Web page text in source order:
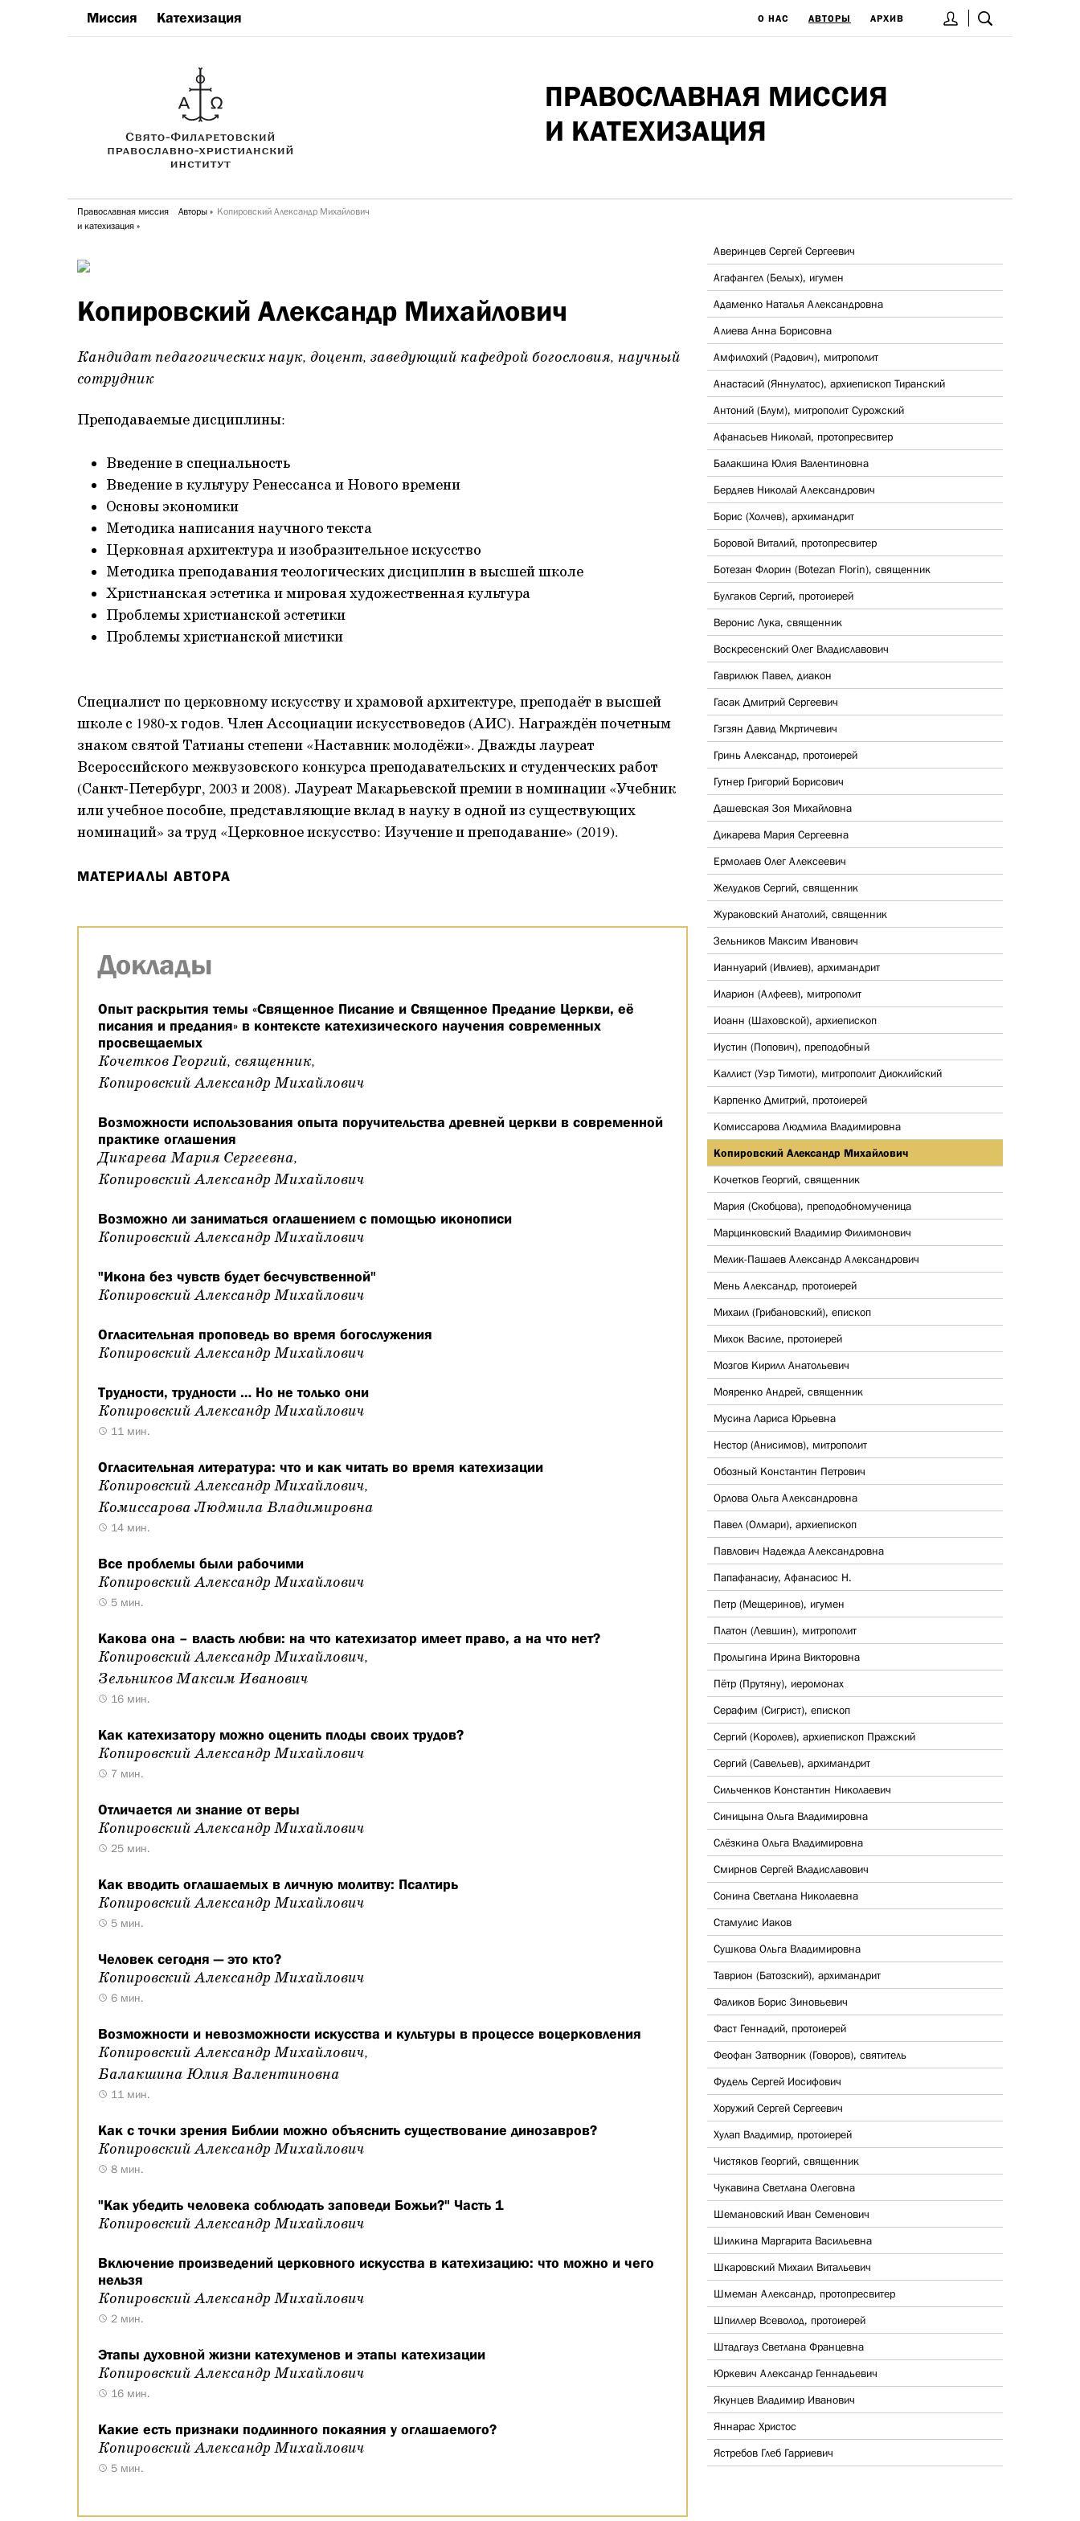
Миссия Катехизация О НАС АВТОРЫ АРХИВ
ПРАВОСЛАВНАЯ МИССИЯ
И КАТЕХИЗАЦИЯ
Православная миссия
и катехизация
Авторы Копировский Александр Михайлович
Копировский Александр Михайлович
Кандидат педагогических наук, доцент, заведующий кафедрой богословия, научный
сотрудник
Преподаваемые дисциплины:
Введение в специальность
Введение в культуру Ренессанса и Нового времени
Основы экономики
Методика написания научного текста
Церковная архитектура и изобразительное искусство
Методика преподавания теологических дисциплин в высшей школе
Христианская эстетика и мировая художественная культура
Проблемы христианской эстетики
Проблемы христианской мистики
Специалист по церковному искусству и храмовой архитектуре, преподаёт в высшей
школе с 1980-х годов. Член Ассоциации искусствоведов (АИС). Награждён почетным
знаком святой Татианы степени «Наставник молодёжи». Дважды лауреат
Всероссийского межвузовского конкурса преподавательских и студенческих работ
(Санкт-Петербург, 2003 и 2008). Лауреат Макарьевской премии в номинации «Учебник
или учебное пособие, представляющие вклад в науку в одной из существующих
номинаций» за труд «Церковное искусство: Изучение и преподавание» (2019).
МАТЕРИАЛЫ АВТОРА
Доклады
Опыт раскрытия темы «Священное Писание и Священное Предание Церкви, её
писания и предания» в контексте катехизического научения современных
просвещаемых
Кочетков Георгий, священник,
Копировский Александр Михайлович
Возможности использования опыта поручительства древней церкви в современной
практике оглашения
Дикарева Мария Сергеевна,
Копировский Александр Михайлович
Возможно ли заниматься оглашением с помощью иконописи
Копировский Александр Михайлович
"Икона без чувств будет бесчувственной"
Копировский Александр Михайлович
Огласительная проповедь во время богослужения
Копировский Александр Михайлович
Трудности, трудности … Но не только они
Копировский Александр Михайлович
11 мин.
Огласительная литература: что и как читать во время катехизации
Копировский Александр Михайлович,
Комиссарова Людмила Владимировна
14 мин.
Все проблемы были рабочими
Копировский Александр Михайлович
5 мин.
Какова она – власть любви: на что катехизатор имеет право, а на что нет?
Копировский Александр Михайлович,
Зельников Максим Иванович
16 мин.
Как катехизатору можно оценить плоды своих трудов?
Копировский Александр Михайлович
7 мин.
Отличается ли знание от веры
Копировский Александр Михайлович
25 мин.
Как вводить оглашаемых в личную молитву: Псалтирь
Копировский Александр Михайлович
5 мин.
Человек сегодня — это кто?
Копировский Александр Михайлович
6 мин.
Возможности и невозможности искусства и культуры в процессе воцерковления
Копировский Александр Михайлович,
Балакшина Юлия Валентиновна
11 мин.
Как с точки зрения Библии можно объяснить существование динозавров?
Копировский Александр Михайлович
8 мин.
"Как убедить человека соблюдать заповеди Божьи?" Часть 1
Копировский Александр Михайлович
Включение произведений церковного искусства в катехизацию: что можно и чего
нельзя
Копировский Александр Михайлович
2 мин.
Этапы духовной жизни катехуменов и этапы катехизации
Копировский Александр Михайлович
16 мин.
Какие есть признаки подлинного покаяния у оглашаемого?
Копировский Александр Михайлович
5 мин.
Аверинцев Сергей Сергеевич
Агафангел (Белых), игумен
Адаменко Наталья Александровна
Алиева Анна Борисовна
Амфилохий (Радович), митрополит
Анастасий (Яннулатос), архиепископ Тиранский
Антоний (Блум), митрополит Сурожский
Афанасьев Николай, протопресвитер
Балакшина Юлия Валентиновна
Бердяев Николай Александрович
Борис (Холчев), архимандрит
Боровой Виталий, протопресвитер
Ботезан Флорин (Botezan Florin), священник
Булгаков Сергий, протоиерей
Веронис Лука, священник
Воскресенский Олег Владиславович
Гаврилюк Павел, диакон
Гасак Дмитрий Сергеевич
Гзгзян Давид Мкртичевич
Гринь Александр, протоиерей
Гутнер Григорий Борисович
Дашевская Зоя Михайловна
Дикарева Мария Сергеевна
Ермолаев Олег Алексеевич
Желудков Сергий, священник
Жураковский Анатолий, священник
Зельников Максим Иванович
Ианнуарий (Ивлиев), архимандрит
Иларион (Алфеев), митрополит
Иоанн (Шаховской), архиепископ
Иустин (Попович), преподобный
Каллист (Уэр Тимоти), митрополит Диоклийский
Карпенко Дмитрий, протоиерей
Комиссарова Людмила Владимировна
Копировский Александр Михайлович
Кочетков Георгий, священник
Мария (Скобцова), преподобномученица
Марцинковский Владимир Филимонович
Мелик-Пашаев Александр Александрович
Мень Александр, протоиерей
Михаил (Грибановский), епископ
Михок Василе, протоиерей
Мозгов Кирилл Анатольевич
Мояренко Андрей, священник
Мусина Лариса Юрьевна
Нестор (Анисимов), митрополит
Обозный Константин Петрович
Орлова Ольга Александровна
Павел (Олмари), архиепископ
Павлович Надежда Александровна
Папафанасиу, Афанасиос Н.
Петр (Мещеринов), игумен
Платон (Левшин), митрополит
Пролыгина Ирина Викторовна
Пётр (Прутяну), иеромонах
Серафим (Сигрист), епископ
Сергий (Королев), архиепископ Пражский
Сергий (Савельев), архимандрит
Сильченков Константин Николаевич
Синицына Ольга Владимировна
Слёзкина Ольга Владимировна
Смирнов Сергей Владиславович
Сонина Светлана Николаевна
Стамулис Иаков
Сушкова Ольга Владимировна
Таврион (Батозский), архимандрит
Фаликов Борис Зиновьевич
Фаст Геннадий, протоиерей
Феофан Затворник (Говоров), святитель
Фудель Сергей Иосифович
Хоружий Сергей Сергеевич
Хулап Владимир, протоиерей
Чистяков Георгий, священник
Чукавина Светлана Олеговна
Шемановский Иван Семенович
Шилкина Маргарита Васильевна
Шкаровский Михаил Витальевич
Шмеман Александр, протопресвитер
Шпиллер Всеволод, протоиерей
Штадгауз Светлана Францевна
Юркевич Александр Геннадьевич
Якунцев Владимир Иванович
Яннарас Христос
Ястребов Глеб Гарриевич